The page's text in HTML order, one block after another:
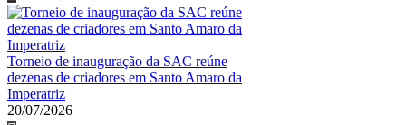
Torneio de inauguração da SAC reúne
dezenas de criadores em Santo Amaro da
Imperatriz
20/07/2026